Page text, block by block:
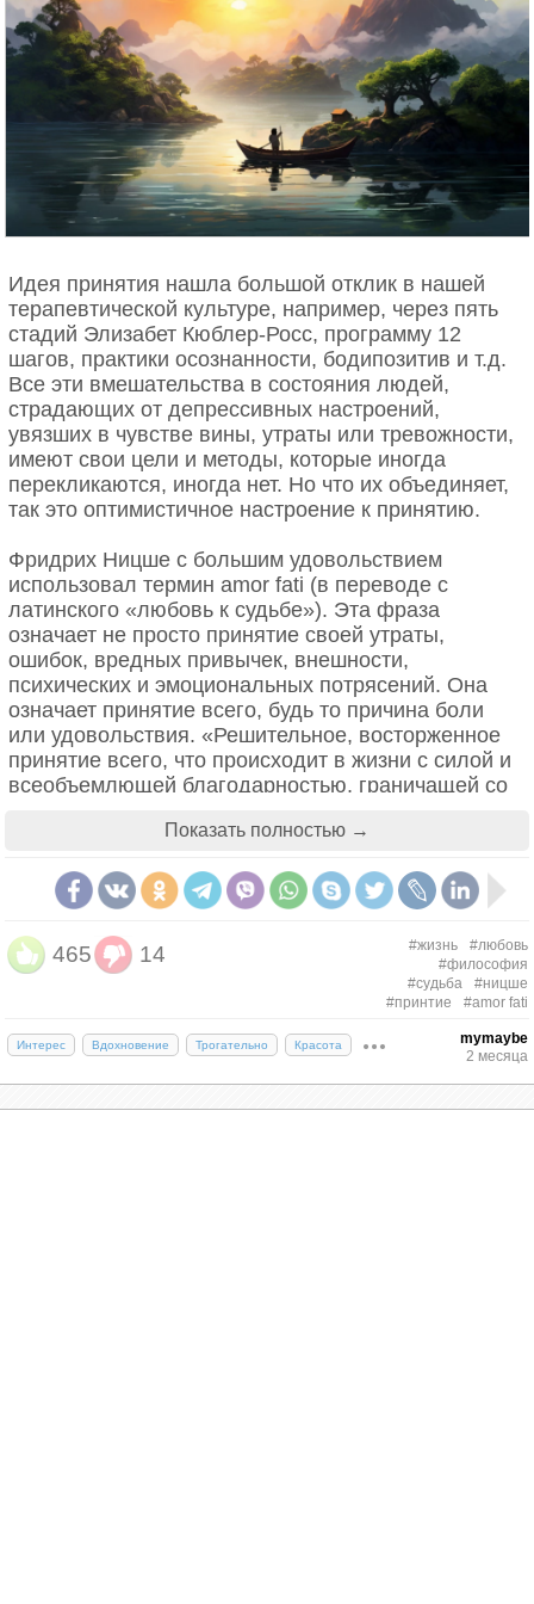
Сердце нальётся, как яблоко, и упадёт.
Елена Касьян
Всё так и шло. И если о тебе
Ни шум листвы, ни суета вокзала,
То о твоём присутствии теперь
Всё говорит и явственней, и строже.
И этот август оттого дороже,
Что здесь ещё немыслимей зима.
Пейзаж размыт, движения нерезки,
И наблюдать дыханье занавески –
Лишь верный способ не сойти с ума,
Покуда тех, кто бесконечно врозь,
Обточит время, как слоновью кость...
Идея принятия нашла большой отклик в нашей
терапевтической культуре, например, через пять
стадий Элизабет Кюблер-Росс, программу 12
шагов, практики осознанности, бодипозитив и т.д.
Все эти вмешательства в состояния людей,
страдающих от депрессивных настроений,
увязших в чувстве вины, утраты или тревожности,
имеют свои цели и методы, которые иногда
перекликаются, иногда нет. Но что их объединяет,
так это оптимистичное настроение к принятию.
Фридрих Ницше с большим удовольствием
использовал термин amor fati (в переводе с
латинского «любовь к судьбе»). Эта фраза
означает не просто принятие своей утраты,
ошибок, вредных привычек, внешности,
психических и эмоциональных потрясений. Она
означает принятие всего, будь то причина боли
или удовольствия. «Решительное, восторженное
принятие всего, что происходит в жизни с силой и
всеобъемлющей благодарностью, граничащей со
Показать полностью →
465 14 #жизнь
#любовь
#философия
#судьба
#ницше
#принтие
#amor fati
Интерес Вдохновение Трогательно Красота
mymaybe
2 месяца